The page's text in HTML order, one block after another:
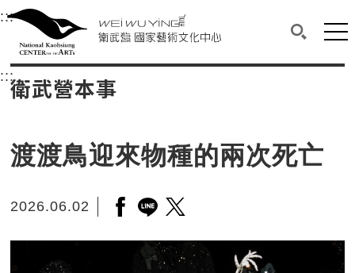
衛武營國家藝術文化中心
中央內容區塊，為本頁主要內容區。
:::選單連結區塊，此區塊列有本網站主要連結。
衛武營國家藝術文化中心
搜尋(開
網
:::中央內容區塊，為本頁主要內容區。
衛武營本事
渡渡鳥迎來物種的兩次死亡
2026.06.02 另開新視窗分享至facebook
另開新視窗分享至line
另開新視窗分享至twitter